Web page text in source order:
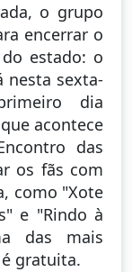
o grupo
encerrar o
estado: o
nesta sexta-
dia
acontece
das
os fãs com
como "Xote
e "Rindo à
das mais
gratuita.